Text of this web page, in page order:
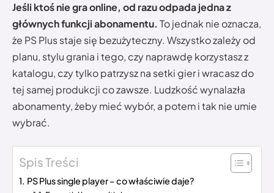
Jeśli ktoś nie gra online, od razu odpada jedna z
głównych funkcji abonamentu. To jednak nie oznacza,
że PS Plus staje się bezużyteczny. Wszystko zależy od
planu, stylu grania i tego, czy naprawdę korzystasz z
katalogu, czy tylko patrzysz na setki gier i wracasz do
tej samej produkcji co zawsze. Ludzkość wynalazła
abonamenty, żeby mieć wybór, a potem i tak nie umie
wybrać.
Spis Treści
PS Plus single player – co właściwie daje?